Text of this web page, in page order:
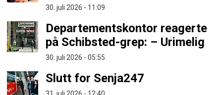
30. juli 2026 - 11:09
Departementskontor reagerte
på Schibsted-grep: – Urimelig
30. juli 2026 - 05:55
Slutt for Senja247